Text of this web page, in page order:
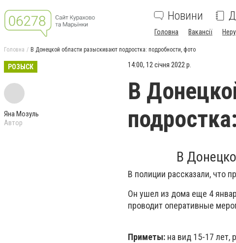
Новини
Головна Вакансії
Головна В Донецкой области разыскивают подростка: подробности, фото
РОЗЫСК
Яна Мозуль
Автор
14:00, 12 січня 2022 р.
В
В
В полиции рассказали, что
Он ушел из дома еще 4
проводит оперативные
Приметы: на вид 15-17 лет,